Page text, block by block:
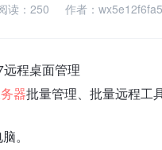
读： 250 作者：
程桌面管理
器批量管理、批量远程工
。